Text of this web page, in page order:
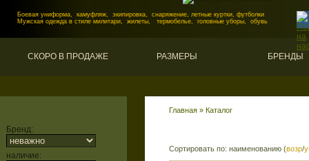
Боевая униформа, камуфляж, экипировка, снаряжение, летные куртки, футболки
Мужская одежда в стиле милитари, жилеты, термобелье, головные уборы, обувь
СКОРО В ПРОДАЖЕ РАЗМЕРЫ БРЕНДЫ
Бренд:
наличие:
Главная » Каталог
Сортировать по: наименованию (возр/